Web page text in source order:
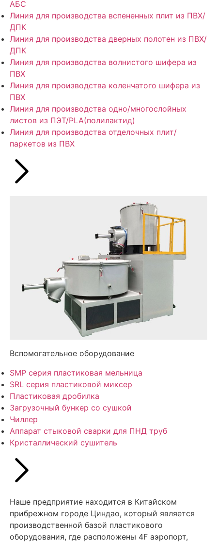
АБС
Линия для производства вспененных плит из ПВХ/
ДПК
Линия для производства дверных полотен из ПВХ/
ДПК
Линия для производства волнистого шифера из
ПВХ
Линия для производства коленчатого шифера из
ПВХ
Линия для производства одно/многослойных
листов из ПЭТ/PLA(полилактид)
Линия для производства отделочных плит/
паркетов из ПВХ
Вспомогательное оборудование
SMP серия пластиковая мельница
SRL серия пластиковой миксер
Пластиковая дробилка
Загрузочный бункер со сушкой
Чиллер
Аппарат стыковой сварки для ПНД труб
Кристаллический сушитель
Наше предприятие находится в Китайском
прибрежном городе Циндао, который является
производственной базой пластикового
оборудования, где расположены 4F аэропорт,